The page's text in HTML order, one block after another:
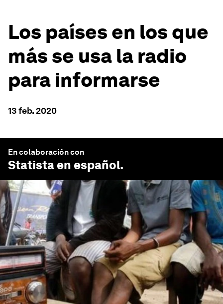
Los países en los que
más se usa la radio
para informarse
13 feb. 2020
En colaboración con
Statista en español.